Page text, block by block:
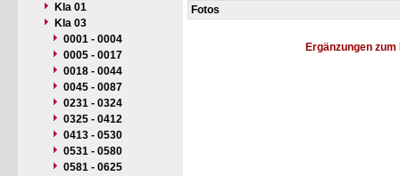
Kla 01
Kla 03
0001 - 0004
0005 - 0017
0018 - 0044
0045 - 0087
0231 - 0324
0325 - 0412
0413 - 0530
0531 - 0580
0581 - 0625
Fotos
Ergänzungen